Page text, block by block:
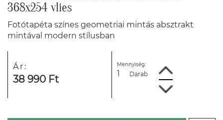
368x254 vlies
Fotótapéta színes geometriai mintás absztrakt
mintával modern stílusban
Ár:
38 990 Ft
Mennyiség:
Darab